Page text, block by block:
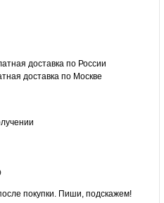
доставка по России
доставка по Москве
покупки. Пиши, подскажем!